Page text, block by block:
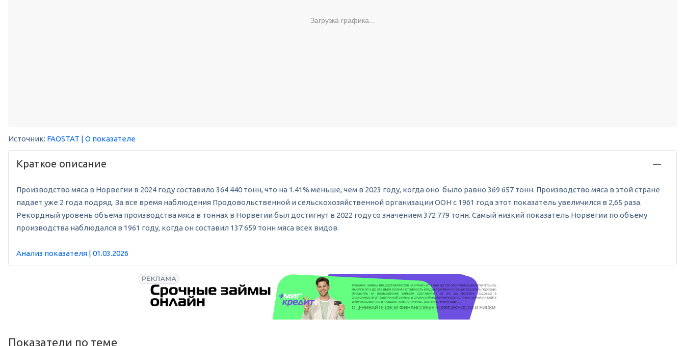
Загрузка графика...
Источник: FAOSTAT | О показателе
Краткое описание
Производство мяса в Норвегии в 2024 году составило 364 440 тонн, что на 1.41% меньше, чем в 2023 году, когда оно было равно 369 657 тонн. Производство мяса в этой стране
падает уже 2 года подряд. За все время наблюдения Продовольственной и сельскохозяйственной организации ООН с 1961 года этот показатель увеличился в 2,65 раза.
Рекордный уровень объема производства мяса в тоннах в Норвегии был достигнут в 2022 году со значением 372 779 тонн. Самый низкий показатель Норвегии по объему
производства наблюдался в 1961 году, когда он составил 137 659 тонн мяса всех видов.
Анализ показателя | 01.03.2026
Показатели по теме